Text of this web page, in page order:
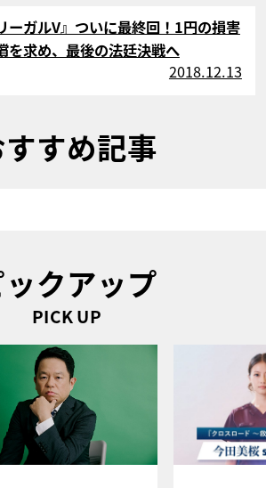
ル
ーガルV』ついに最終回！1円の損害
を求め、最後の法廷決戦へ
2018.12.13
すめ記事
ックアップ
PICK UP